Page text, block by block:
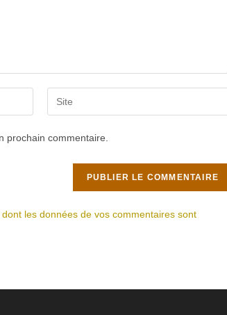
Saisir
l’URL
(facultatif)
prochain commentaire.
les données de vos commentaires sont